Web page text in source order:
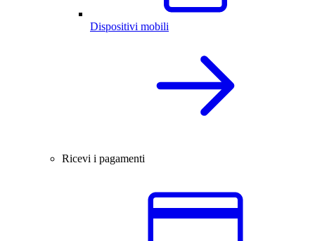
Dispositivi mobili
Ricevi i pagamenti